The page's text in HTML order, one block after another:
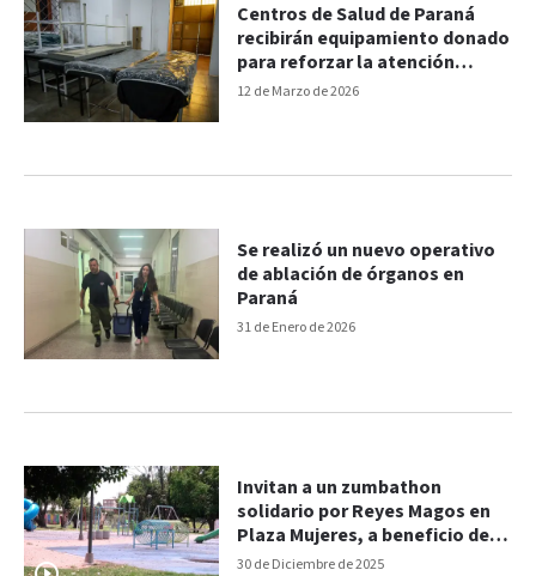
12 de Marzo de 2026
Centros de Salud de Paraná
recibirán equipamiento donado
para reforzar la atención
primaria
31 de Enero de 2026
Se realizó un nuevo operativo
de ablación de órganos en
Paraná
30 de Diciembre de 2025
Invitan a un zumbathon
solidario por Reyes Magos en
Plaza Mujeres, a beneficio del
Hospital San Roque